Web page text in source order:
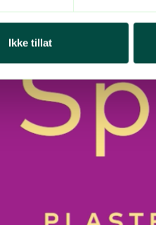
Ikke tillat